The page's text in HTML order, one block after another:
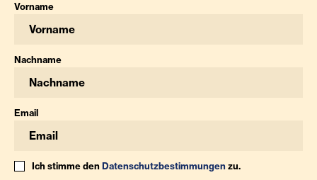
Vorname
Nachname
Email
Ich stimme denDatenschutzbestimmungenzu.